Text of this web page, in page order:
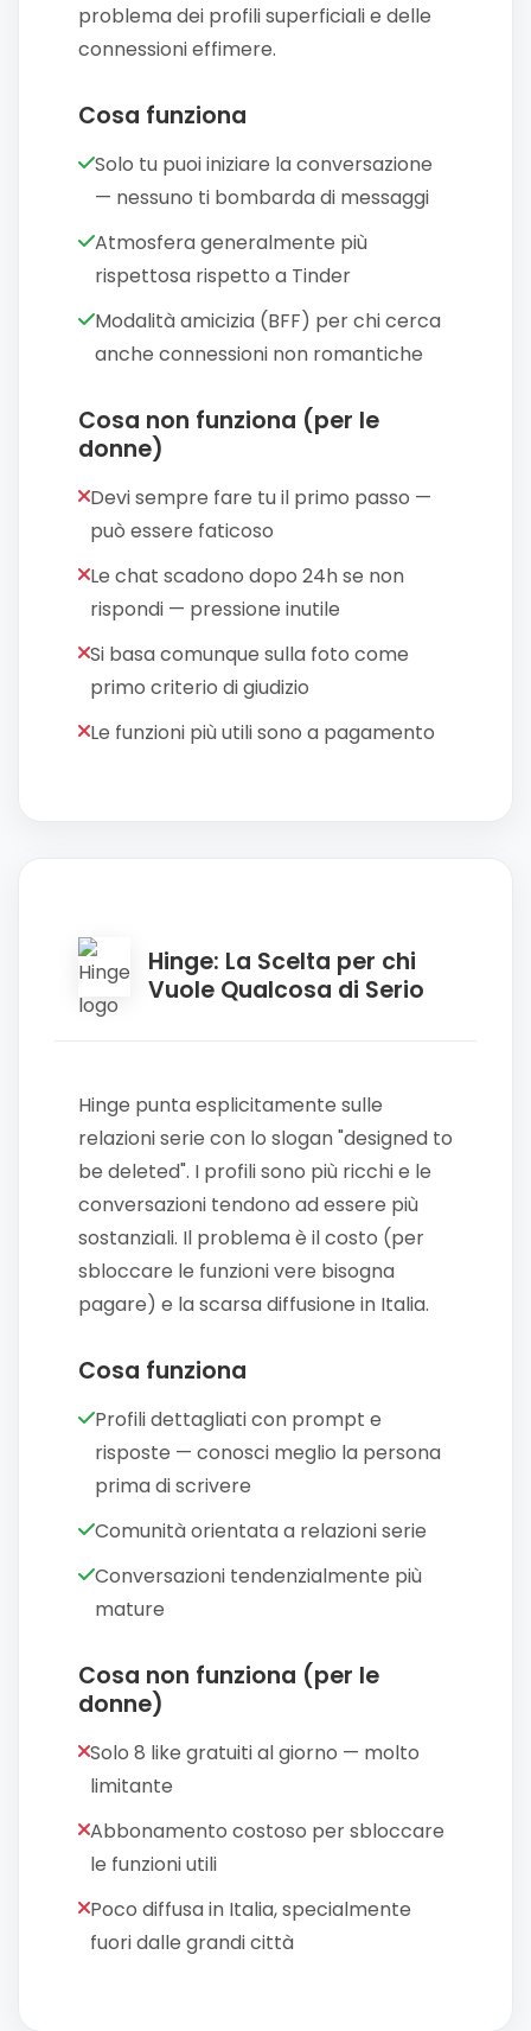
problema dei profili superficiali e delle
connessioni effimere.
Cosa funziona
Solo tu puoi iniziare la conversazione
— nessuno ti bombarda di messaggi
Atmosfera generalmente più
rispettosa rispetto a Tinder
Modalità amicizia (BFF) per chi cerca
anche connessioni non romantiche
Cosa non funziona (per le
donne)
Devi sempre fare tu il primo passo —
può essere faticoso
Le chat scadono dopo 24h se non
rispondi — pressione inutile
Si basa comunque sulla foto come
primo criterio di giudizio
Le funzioni più utili sono a pagamento
Hinge: La Scelta per chi
Vuole Qualcosa di Serio
Hinge punta esplicitamente sulle
relazioni serie con lo slogan "designed to
be deleted". I profili sono più ricchi e le
conversazioni tendono ad essere più
sostanziali. Il problema è il costo (per
sbloccare le funzioni vere bisogna
pagare) e la scarsa diffusione in Italia.
Cosa funziona
Profili dettagliati con prompt e
risposte — conosci meglio la persona
prima di scrivere
Comunità orientata a relazioni serie
Conversazioni tendenzialmente più
mature
Cosa non funziona (per le
donne)
Solo 8 like gratuiti al giorno — molto
limitante
Abbonamento costoso per sbloccare
le funzioni utili
Poco diffusa in Italia, specialmente
fuori dalle grandi città